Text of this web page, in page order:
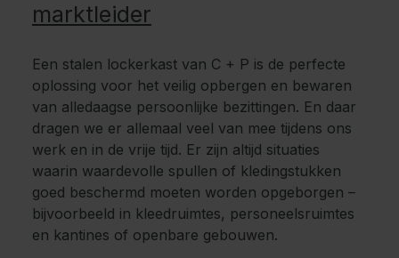
marktleider
Een stalen lockerkast van C + P is de perfecte
oplossing voor het veilig opbergen en bewaren
van alledaagse persoonlijke bezittingen. En daar
dragen we er allemaal veel van mee tijdens ons
werk en in de vrije tijd. Er zijn altijd situaties
waarin waardevolle spullen of kledingstukken
goed beschermd moeten worden opgeborgen –
bijvoorbeeld in kleedruimtes, personeelsruimtes
en kantines of openbare gebouwen.